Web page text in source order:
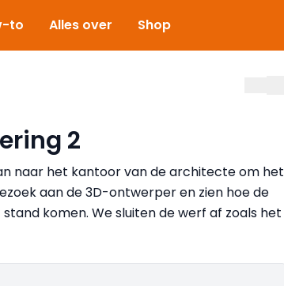
to Alles over Shop
2
naar het kantoor van de architecte om het
aan de 3D-ontwerper en zien hoe de
komen. We sluiten de werf af zoals het